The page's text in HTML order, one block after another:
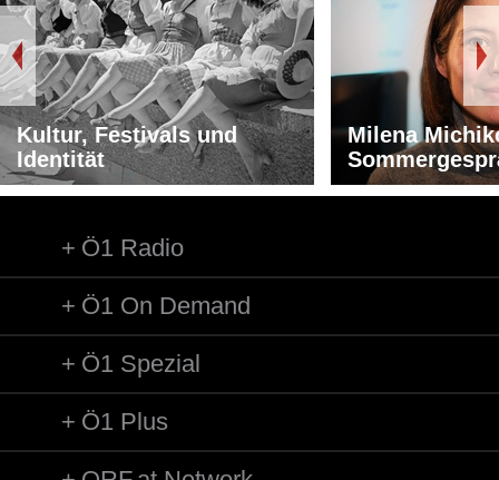
Kultur, Festivals und
Identität
Milena
Ö1 Radio
Ö1 On Demand
Ö1 Spezial
Ö1 Plus